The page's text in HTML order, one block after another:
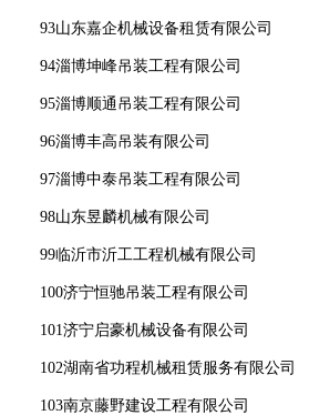
93山东嘉企机械设备租赁有限公司
94淄博坤峰吊装工程有限公司
95淄博顺通吊装工程有限公司
96淄博丰高吊装有限公司
97淄博中泰吊装工程有限公司
98山东昱麟机械有限公司
99临沂市沂工工程机械有限公司
100济宁恒驰吊装工程有限公司
101济宁启豪机械设备有限公司
102湖南省功程机械租赁服务有限公司
103南京藤野建设工程有限公司